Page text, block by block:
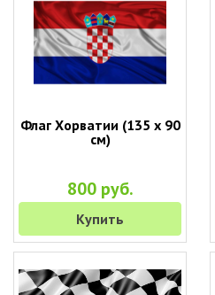
Флаг Хорватии (135 х 90
см)
800 руб.
Купить